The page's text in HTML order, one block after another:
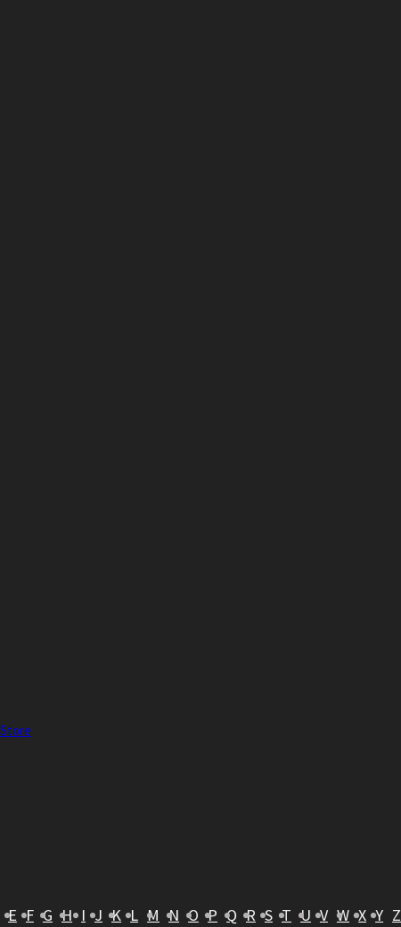
E F G H I J K L M N O P Q R S T U V W X Y Z